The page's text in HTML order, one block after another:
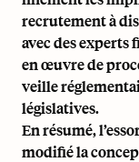
recrutement à
avec des experts
en œuvre de
veille
législatives.
En résumé,
modifié la